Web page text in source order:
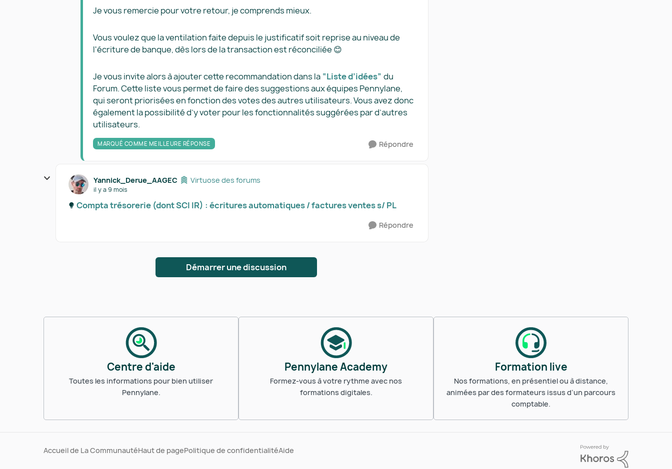
Je vous remercie pour votre retour, je comprends mieux.
Vous voulez que la ventilation faite depuis le justificatif soit reprise au niveau de
l'écriture de banque, dès lors de la transaction est réconciliée 😊
Je vous invite alors à ajouter cette recommandation dans la “Liste d’idées” du
Forum. Cette liste vous permet de faire des suggestions aux équipes Pennylane,
qui seront priorisées en fonction des votes des autres utilisateurs. Vous avez donc
également la possibilité d’y voter pour les fonctionnalités suggérées par d’autres
utilisateurs.
MARQUÉ COMME MEILLEURE RÉPONSE Répondre
Yannick_Derue_AAGEC Virtuose des forums
il y a 9 mois
Compta trésorerie (dont SCI IR) : écritures automatiques / factures ventes s/ PL​
Répondre
Démarrer une discussion
Centre d'aide
Toutes les informations pour bien utiliser
Pennylane.
Pennylane Academy
Formez-vous à votre rythme avec nos
formations digitales.
Formation live
Nos formations, en présentiel ou à distance,
animées par des formateurs issus d’un parcours
comptable.
Accueil de La CommunautéHaut de pagePolitique de confidentialitéAide